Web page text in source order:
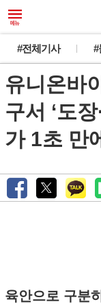
#전체기사 #
유니온바
구서 ‘도
가 1초 만
육안으로 구분